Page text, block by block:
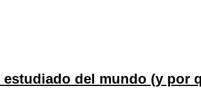
del mundo (y por